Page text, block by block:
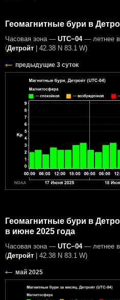
Геомагнитные бури в
Часовая зона — UTC−04— летнее
(Детройт | 42.38 N 83.1 W)
предыдущие 3 суток
Геомагнитные бури в
в июне 2025 года
Часовая зона — UTC−04— летнее
(Детройт 42.38 N 83.1 W)